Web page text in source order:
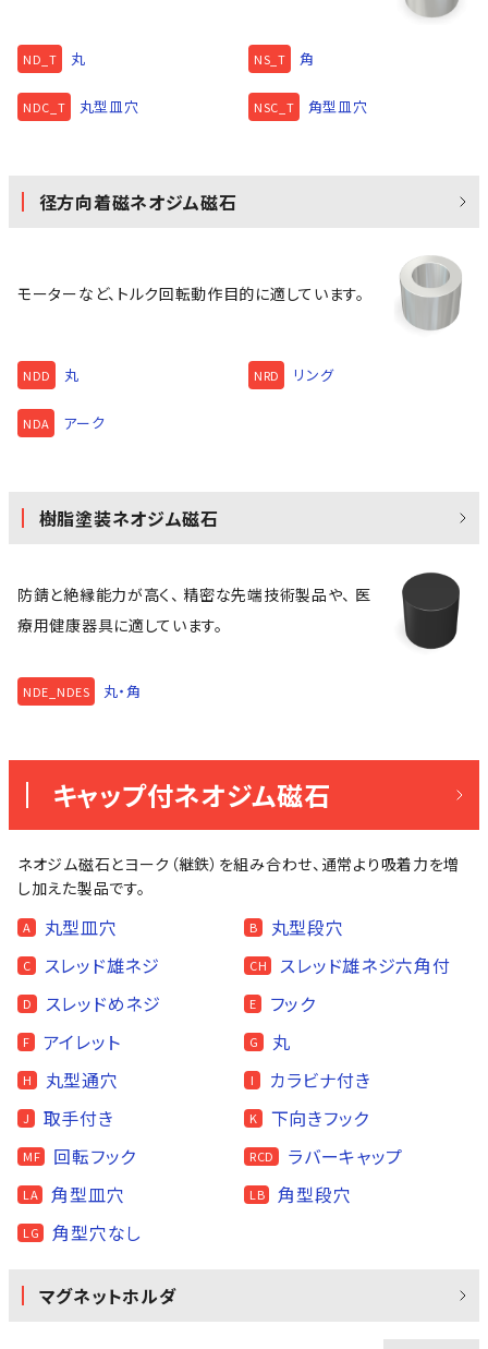
ND_T 丸 NS_T 角
NDC_T 丸型皿穴 NSC_T 角型皿穴
径方向着磁ネオジム磁石
モーターなど、トルク回転動作目的に適しています。
NDD 丸 NRD リング
NDA アーク
樹脂塗装ネオジム磁石
防錆と絶縁能力が高く、 精密な先端技術製品や、 医
療用健康器具に適しています。
NDE_NDES 丸・角
キャップ付ネオジム磁石
ネオジム磁石とヨーク（継鉄）を組み合わせ、通常より吸着力を増
し加えた製品です。
A 丸型皿穴 B 丸型段穴
C スレッド雄ネジ CH スレッド雄ネジ六角付
D スレッドめネジ E フック
F アイレット G 丸
H 丸型通穴 I カラビナ付き
J 取手付き K 下向きフック
MF 回転フック RCD ラバーキャップ
LA 角型皿穴 LB 角型段穴
LG 角型穴なし
マグネットホルダ